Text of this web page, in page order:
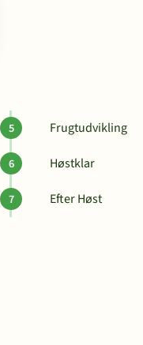
Frugtudvikling
Høstklar
Efter Høst